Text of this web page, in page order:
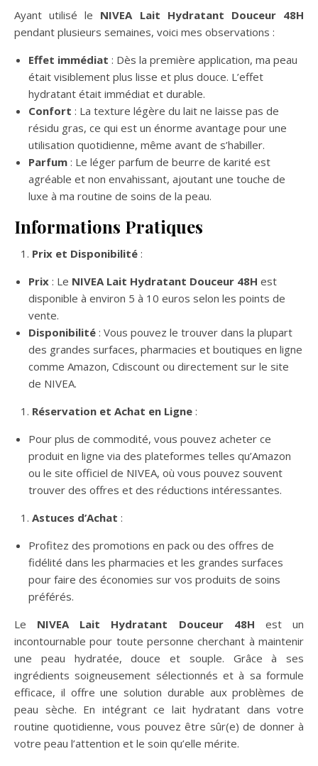
Ayant utilisé le NIVEA Lait Hydratant Douceur 48H
pendant plusieurs semaines, voici mes observations :
Effet immédiat : Dès la première application, ma peau
était visiblement plus lisse et plus douce. L’effet
hydratant était immédiat et durable.
Confort : La texture légère du lait ne laisse pas de
résidu gras, ce qui est un énorme avantage pour une
utilisation quotidienne, même avant de s’habiller.
Parfum : Le léger parfum de beurre de karité est
agréable et non envahissant, ajoutant une touche de
luxe à ma routine de soins de la peau.
Informations Pratiques
Prix et Disponibilité :
Prix : Le NIVEA Lait Hydratant Douceur 48H est
disponible à environ 5 à 10 euros selon les points de
vente.
Disponibilité : Vous pouvez le trouver dans la plupart
des grandes surfaces, pharmacies et boutiques en ligne
comme Amazon, Cdiscount ou directement sur le site
de NIVEA.
Réservation et Achat en Ligne :
Pour plus de commodité, vous pouvez acheter ce
produit en ligne via des plateformes telles qu’Amazon
ou le site officiel de NIVEA, où vous pouvez souvent
trouver des offres et des réductions intéressantes.
Astuces d’Achat :
Profitez des promotions en pack ou des offres de
fidélité dans les pharmacies et les grandes surfaces
pour faire des économies sur vos produits de soins
préférés.
Le NIVEA Lait Hydratant Douceur 48H est un
incontournable pour toute personne cherchant à maintenir
une peau hydratée, douce et souple. Grâce à ses
ingrédients soigneusement sélectionnés et à sa formule
efficace, il offre une solution durable aux problèmes de
peau sèche. En intégrant ce lait hydratant dans votre
routine quotidienne, vous pouvez être sûr(e) de donner à
votre peau l’attention et le soin qu’elle mérite.